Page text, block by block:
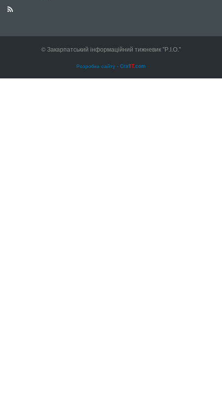
© Закарпатський інформаційний тижневик "Р.І.О."
Розробка сайту - CrafIT.com